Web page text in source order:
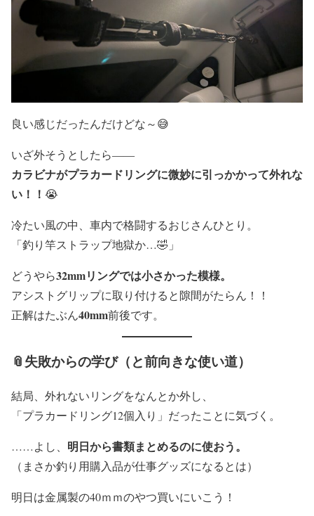
良い感じだったんだけどな～😅
いざ外そうとしたら――
カラビナがプラカードリングに微妙に引っかかって外れな
い！！ 😭
冷たい風の中、車内で格闘するおじさんひとり。
「釣り竿ストラップ地獄か…🤣」
どうやら32mmリングでは小さかった模様。
アシストグリップに取り付けると隙間がたらん！！
正解はたぶん40mm前後です。
📎失敗からの学び（と前向きな使い道）
結局、外れないリングをなんとか外し、
「プラカードリング12個入り」だったことに気づく。
……よし、 明日から書類まとめるのに使おう。
（まさか釣り用購入品が仕事グッズになるとは）
明日は金属製の40ｍｍのやつ買いにいこう！